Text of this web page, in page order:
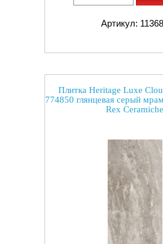
Артикул:
Плитка Heritage Luxe
774850 глянцевая серый
Rex Ceramiche